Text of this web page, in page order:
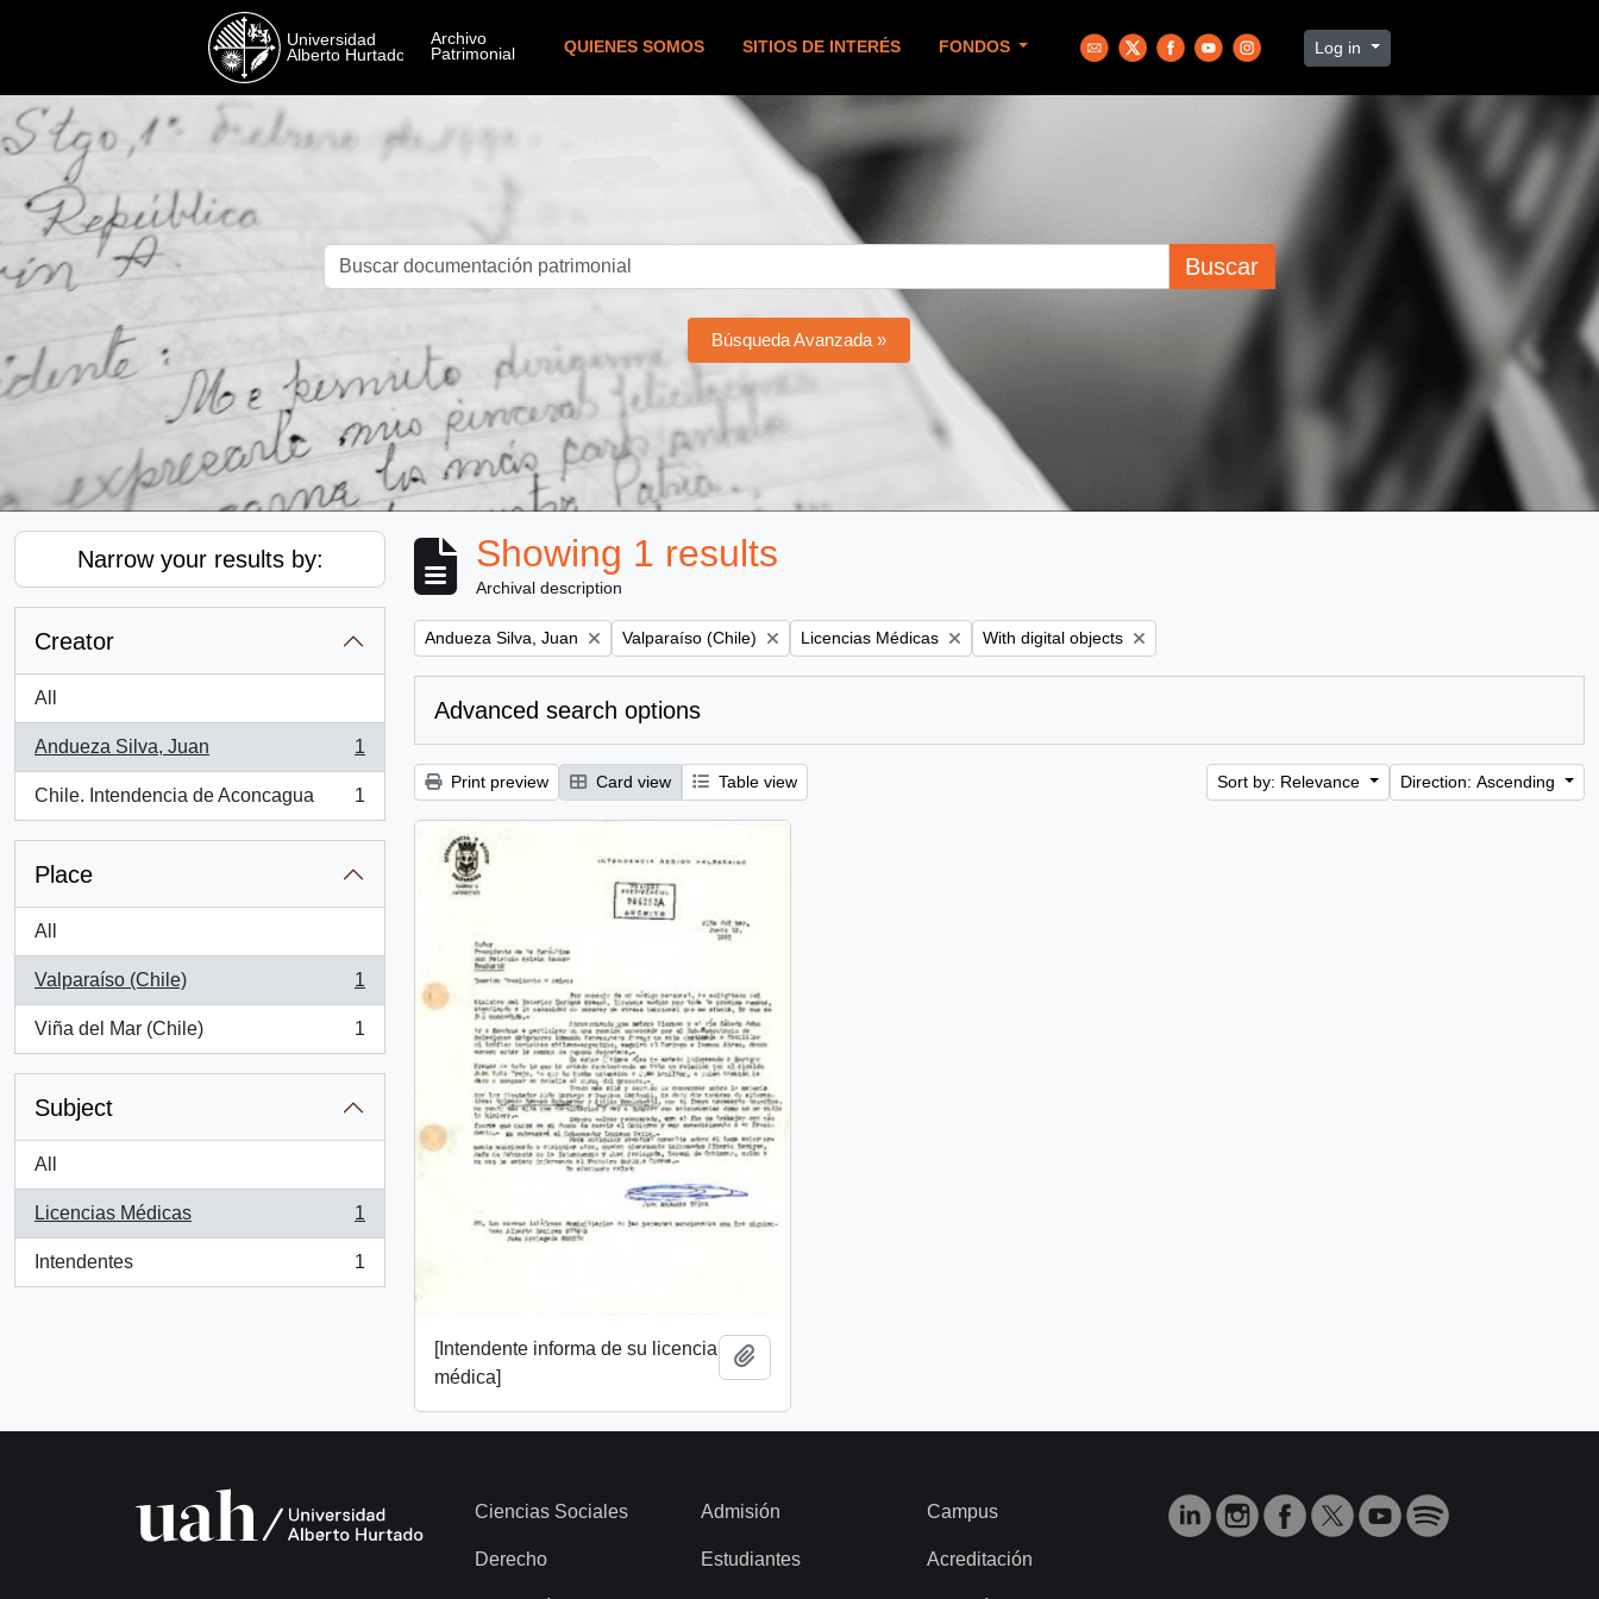
QUIENES SOMOS SITIOS DE INTERÉS FONDOS Log in
Buscar
Búsqueda Avanzada »
Narrow your results by:
Creator
All
Andueza Silva, Juan
, 1 results
1
Chile. Intendencia de Aconcagua
, 1 results
1
Place
All
Valparaíso (Chile)
, 1 results
1
Viña del Mar (Chile)
, 1 results
1
Subject
All
Licencias Médicas
, 1 results
1
Intendentes
, 1 results
1
Showing 1 results
Archival description
Remove filter:
Andueza Silva, Juan Remove filter:
Valparaíso (Chile) Remove filter:
Licencias Médicas Remove filter:
With digital objects
Advanced search options
Print preview Card view Table view Sort by: Relevance Direction: Ascending
[Intendente informa de su licencia
médica]
Ciencias Sociales
Derecho
Admisión
Estudiantes
Campus
Acreditación